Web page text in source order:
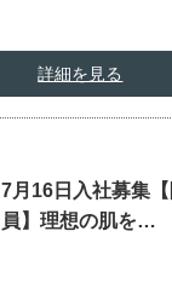
詳細を見る
7月16日入社募集
員】理想の肌を…